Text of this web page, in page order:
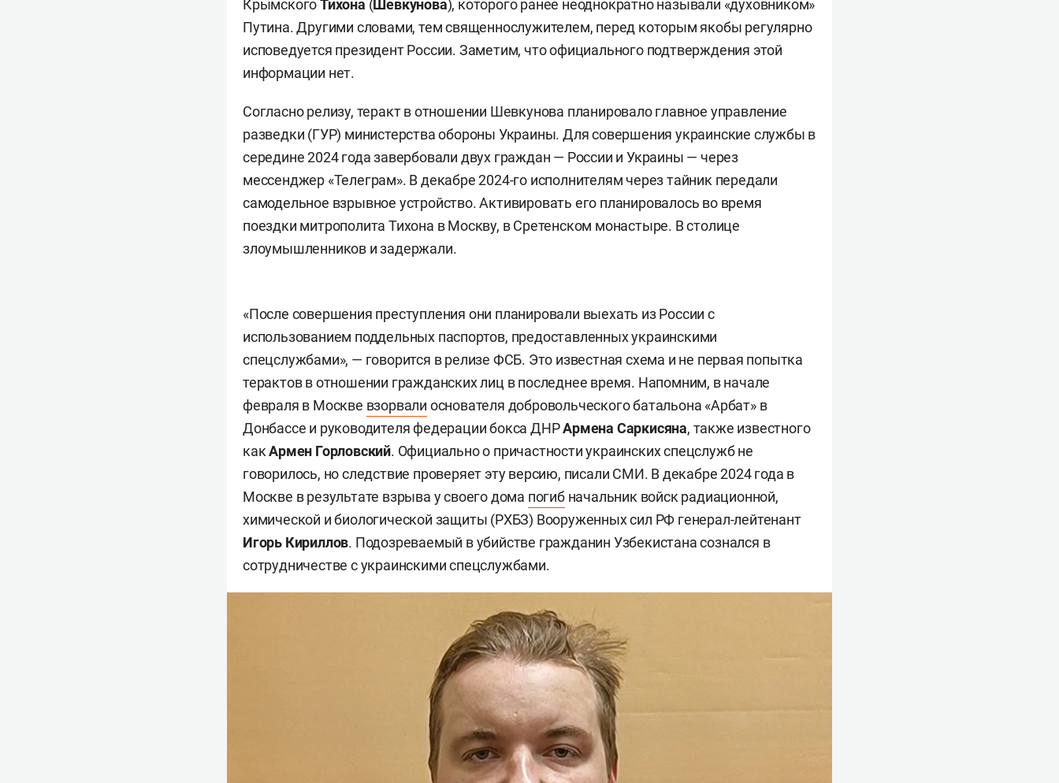
КрымскогоТихона (Шевкунова), которого ранее неоднократно называли «духовником»
Путина. Другими словами, тем священнослужителем, перед которым якобы регулярно
исповедуется президент России. Заметим, что официального подтверждения этой
информации нет.
Согласно релизу, теракт в отношении Шевкунова планировало главное управление
разведки (ГУР) министерства обороны Украины. Для совершения украинские службы в
середине 2024 года завербовали двух граждан — России и Украины — через
мессенджер «Телеграм». В декабре 2024-го исполнителям через тайник передали
самодельное взрывное устройство. Активировать его планировалось во время
поездки митрополита Тихона в Москву, в Сретенском монастыре. В столице
злоумышленников и задержали.
«После совершения преступления они планировали выехать из России с
использованием поддельных паспортов, предоставленных украинскими
спецслужбами», — говорится в релизе ФСБ. Это известная схема и не первая попытка
терактов в отношении гражданских лиц в последнее время. Напомним, в начале
февраля в Москве взорвали основателя добровольческого батальона «Арбат» в
Донбассе и руководителя федерации бокса ДНРАрмена Саркисяна, также известного
какАрмен Горловский. Официально о причастности украинских спецслужб не
говорилось, но следствие проверяет эту версию, писали СМИ. В декабре 2024 года в
Москве в результате взрыва у своего дома погибначальник войск радиационной,
химической и биологической защиты (РХБЗ) Вооруженных сил РФ генерал-лейтенант
Игорь Кириллов. Подозреваемый в убийстве гражданин Узбекистана сознался в
сотрудничестве с украинскими спецслужбами.